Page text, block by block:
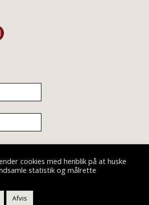
ved Sorte Hest © 2019
cookies med henblik på at huske
statistik og målrette
Afvis